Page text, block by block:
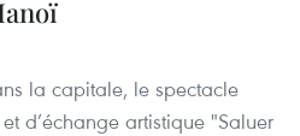
la capitale, le spectacle
d’échange artistique "Saluer